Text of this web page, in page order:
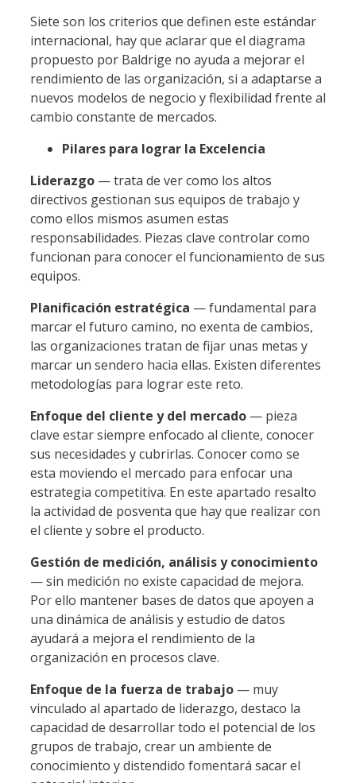
Siete son los criterios que definen este estándar
internacional, hay que aclarar que el diagrama
propuesto por Baldrige no ayuda a mejorar el
rendimiento de las organización, si a adaptarse a
nuevos modelos de negocio y flexibilidad frente al
cambio constante de mercados.
Pilares para lograr la Excelencia
Liderazgo — trata de ver como los altos
directivos gestionan sus equipos de trabajo y
como ellos mismos asumen estas
responsabilidades. Piezas clave controlar como
funcionan para conocer el funcionamiento de sus
equipos.
Planificación estratégica — fundamental para
marcar el futuro camino, no exenta de cambios,
las organizaciones tratan de fijar unas metas y
marcar un sendero hacia ellas. Existen diferentes
metodologías para lograr este reto.
Enfoque del cliente y del mercado — pieza
clave estar siempre enfocado al cliente, conocer
sus necesidades y cubrirlas. Conocer como se
esta moviendo el mercado para enfocar una
estrategia competitiva. En este apartado resalto
la actividad de posventa que hay que realizar con
el cliente y sobre el producto.
Gestión de medición, análisis y conocimiento
— sin medición no existe capacidad de mejora.
Por ello mantener bases de datos que apoyen a
una dinámica de análisis y estudio de datos
ayudará a mejora el rendimiento de la
organización en procesos clave.
Enfoque de la fuerza de trabajo — muy
vinculado al apartado de liderazgo, destaco la
capacidad de desarrollar todo el potencial de los
grupos de trabajo, crear un ambiente de
conocimiento y distendido fomentará sacar el